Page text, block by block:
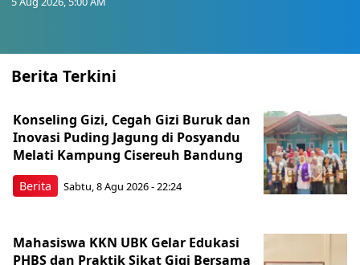
Berita Terkini
Berita
Konseling Gizi, Cegah Gizi Buruk dan
Inovasi Puding Jagung di Posyandu
Melati Kampung Cisereuh Bandung
Sabtu, 8 Agu 2026 - 22:24
Mahasiswa KKN UBK Gelar Edukasi
PHBS dan Praktik Sikat Gigi Bersama